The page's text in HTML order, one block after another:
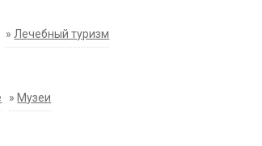
» Лечебный туризм
» Музеи